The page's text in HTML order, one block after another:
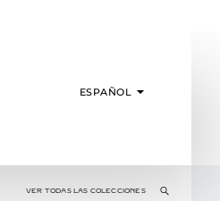
ESPAÑOL
VER TODAS LAS COLECCIONES